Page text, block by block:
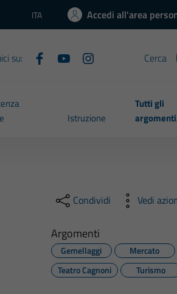
Lingua attiva:
ITA Accedi all'area
su: Cerca
Istruzione
Tutti gli
Condividi Vedi
Argomenti
Gemellaggi
Mercato
Teatro Cagnoni
Turismo